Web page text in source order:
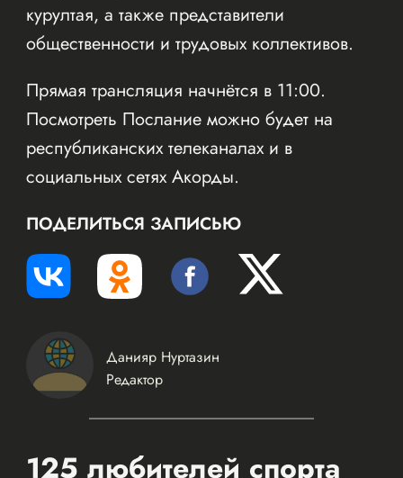
курултая, а также представители
общественности и трудовых коллективов.
Прямая трансляция начнётся в 11:00.
Посмотреть Послание можно будет на
республиканских телеканалах и в
социальных сетях Акорды.
ПОДЕЛИТЬСЯ ЗАПИСЬЮ
Данияр Нуртазин
Редактор
125 любителей спорта